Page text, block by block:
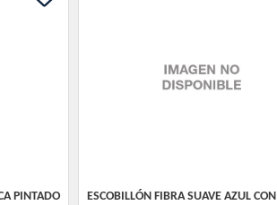
PINTADO
ESCOBILLÓN FIBRA SUAVE AZUL CON